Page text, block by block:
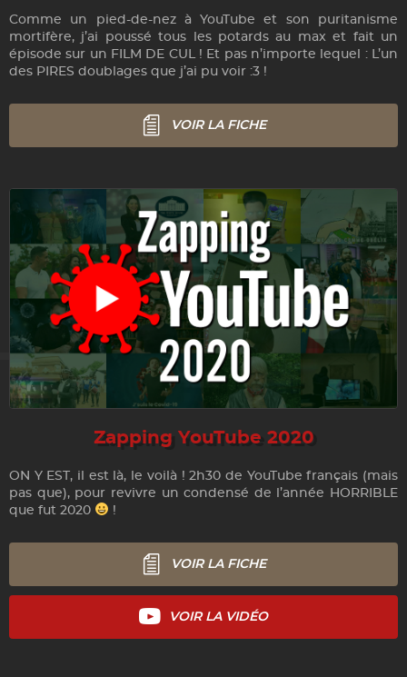
Comme un pied-de-nez à YouTube et son puritanisme
mortifère, j’ai poussé tous les potards au max et fait un
épisode sur un FILM DE CUL ! Et pas n’importe lequel : L’un
des PIRES doublages que j’ai pu voir :3 !
VOIR LA FICHE
Zapping YouTube 2020
ON Y EST, il est là, le voilà ! 2h30 de YouTube français (mais
pas que), pour revivre un condensé de l’année HORRIBLE
que fut 2020
!
VOIR LA FICHE
VOIR LA VIDÉO